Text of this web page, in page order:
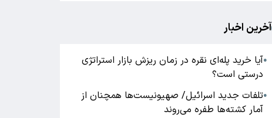
آخرین اخبار
●آیا خرید پله‌ای نقره در زمان ریزش بازار استراتژی
درستی است؟
●تلفات جدید اسرائیل/ صهیونیست‌ها همچنان از
آمار کشته‌ها طفره می‌روند